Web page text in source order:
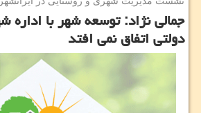
جمالی نژاد: توسعه شهر با
دولتی اتفاق نمی افتد